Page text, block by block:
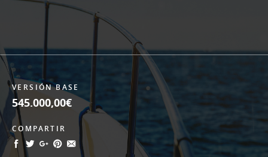
VERSIÓN BASE
545.000,00€
COMPARTIR